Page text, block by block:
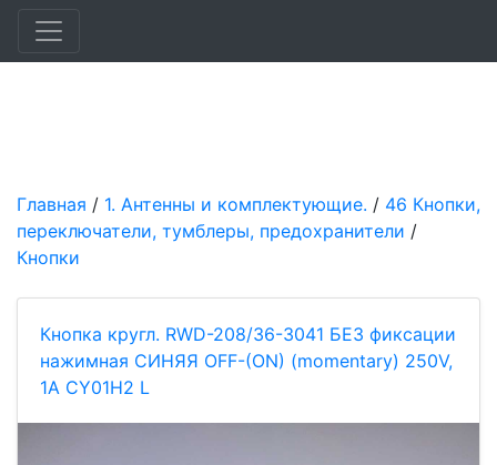
Главная / 1. Антенны и комплектующие. / 46 Кнопки,
переключатели, тумблеры, предохранители /
Кнопки
Кнопка кругл. RWD-208/36-3041 БЕЗ фиксации
нажимная СИНЯЯ OFF-(ON) (momentary) 250V,
1A CY01H2 L